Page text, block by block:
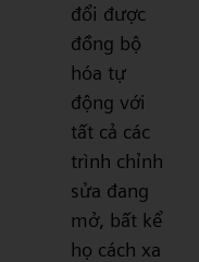
đổi được
đồng bộ
hóa tự
động với
tất cả các
trình chỉnh
sửa đang
mở, bất kể
họ cách xa